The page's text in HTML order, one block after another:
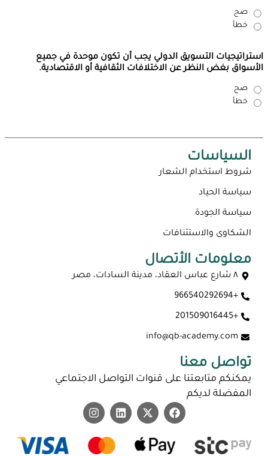
صح
خطأ
استراتيجيات التسويق الدولي يجب أن تكون موحدة في جميع
الأسواق بغض النظر عن الاختلافات الثقافية أو الاقتصادية.
صح
خطأ
السياسات
شروط استخدام الشعار
سياسة الحياد
سياسة الجودة
الشكاوى والاستئنافات
معلومات الأتصال
٨ شارع عباس العقاد، مدينة السادات، مصر
+966540292694
+201509016445
info@qb-academy.com
تواصل معنا
يمكنكم متابعتنا على قنوات التواصل الاجتماعي
المفضلة لديكم